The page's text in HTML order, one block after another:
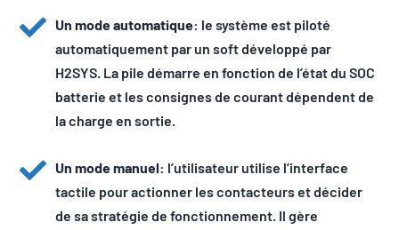
Un mode automatique: le système est piloté
automatiquement par un soft développé par
H2SYS. La pile démarre en fonction de l’état du SOC
batterie et les consignes de courant dépendent de
la charge en sortie.
Un mode manuel: l’utilisateur utilise l’interface
tactile pour actionner les contacteurs et décider
de sa stratégie de fonctionnement. Il gère